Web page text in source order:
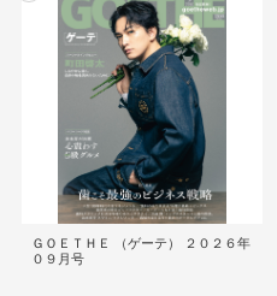
ＧＯＥＴＨＥ （ゲーテ） ２０２６年
０９月号